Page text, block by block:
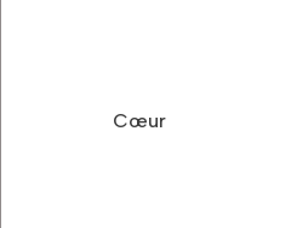
Cœur